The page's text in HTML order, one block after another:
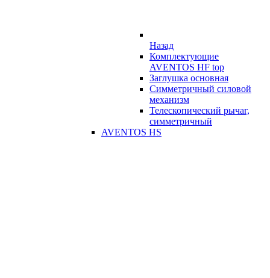
Назад
Комплектующие
AVENTOS HF top
Заглушка основная
Симметричный силовой
механизм
Телескопический рычаг,
симметричный
AVENTOS HS